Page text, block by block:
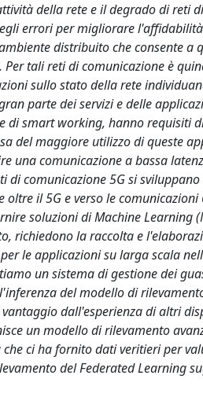
della rete e il degrado di reti
errori per migliorare
distribuito che consente
tali reti di comunicazione è
sullo stato della rete
parte dei servizi e delle
smart working, hanno requisiti
del maggiore utilizzo di queste
una comunicazione a bassa
di comunicazione 5G si
il 5G e verso le
soluzioni di Machine Learning
richiedono la raccolta e
le applicazioni su larga scala
un sistema di gestione dei
del modello di
dall'esperienza di altri
un modello di rilevamento
ci ha fornito dati veritieri per
del Federated Learning